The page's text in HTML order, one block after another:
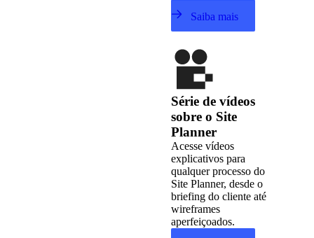
Saiba mais
Série de vídeos
sobre o Site
Planner
Acesse vídeos
explicativos para
qualquer processo do
Site Planner, desde o
briefing do cliente até
wireframes
aperfeiçoados.